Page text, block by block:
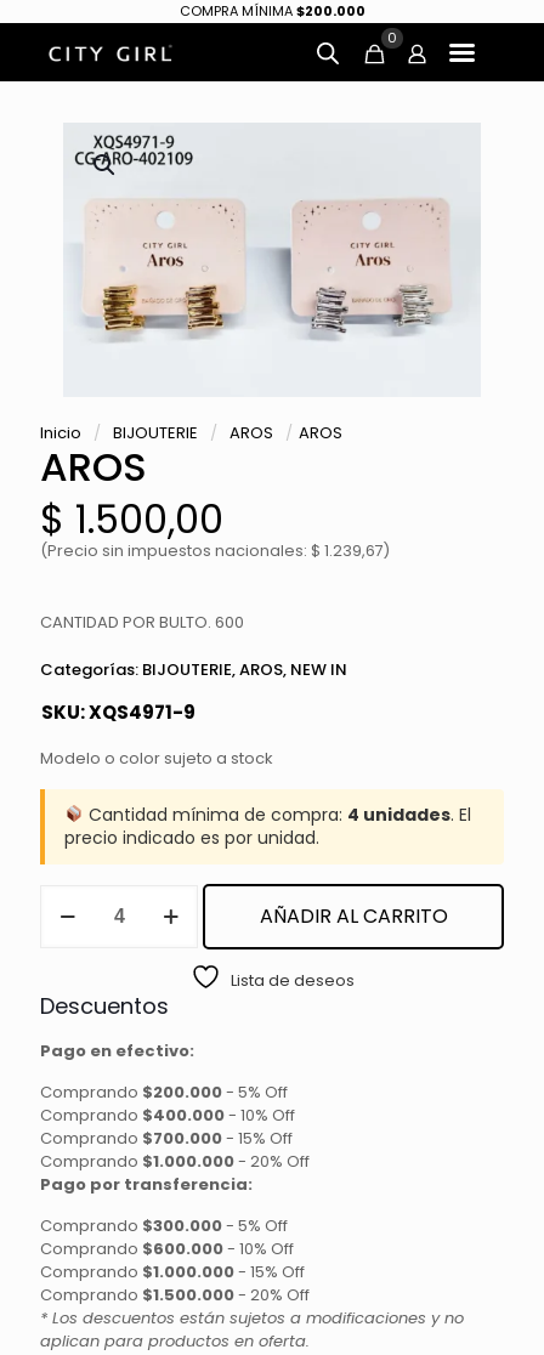
COMPRA MÍNIMA$200.000
0
Inicio / BIJOUTERIE / AROS / AROS
AROS
$ 1.500,00
(Precio sin impuestos nacionales: $ 1.239,67)
CANTIDAD POR BULTO. 600
Categorías: BIJOUTERIE,AROS, NEW IN
SKU:XQS4971-9
Modelo o color sujeto a stock
Cantidad mínima de compra: 4 unidades. El
precio indicado es por unidad.
cantidad
AÑADIR AL CARRITO
Lista de deseos
Descuentos
Pago en efectivo:
Comprando $200.000- 5% Off
Comprando $400.000- 10% Off
Comprando $700.000- 15% Off
Comprando $1.000.000- 20% Off
Pago por transferencia:
Comprando $300.000- 5% Off
Comprando $600.000- 10% Off
Comprando $1.000.000- 15% Off
Comprando $1.500.000- 20% Off
* Los descuentos están sujetos a modificaciones y no
aplican para productos en oferta.